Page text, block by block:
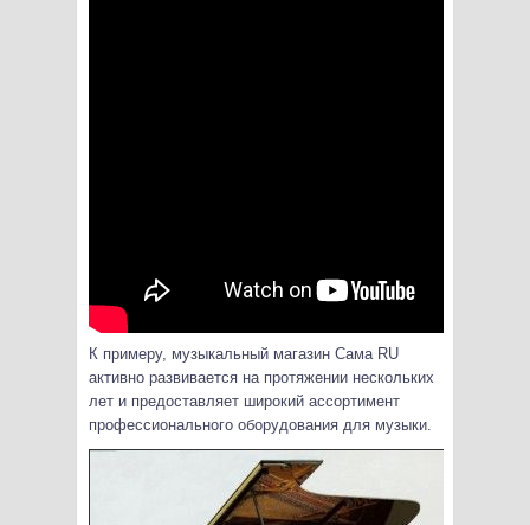
К примеру, музыкальный магазин Сама RU
активно развивается на протяжении нескольких
лет и предоставляет широкий ассортимент
профессионального оборудования для музыки.